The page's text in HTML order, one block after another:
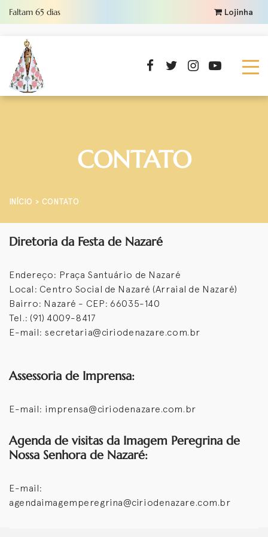
Faltam 65 dias Lojinha
CONTATO
INÍCIO CONTATO
Diretoria da Festa de Nazaré
Endereço: Praça Santuário de Nazaré
Local: Centro Social de Nazaré (Arraial de Nazaré)
Bairro: Nazaré - CEP: 66035-140
Tel.: (91) 4009-8417
E-mail: secretaria@ciriodenazare.com.br
Assessoria de Imprensa:
E-mail: imprensa@ciriodenazare.com.br
Agenda de visitas da Imagem Peregrina de
Nossa Senhora de Nazaré:
E-mail:
agendaimagemperegrina@ciriodenazare.com.br